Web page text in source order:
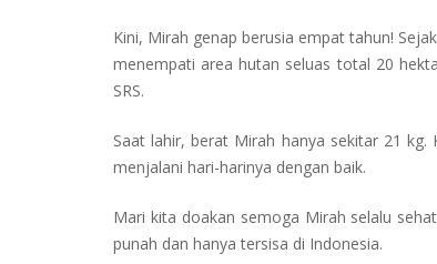
Kini, Mirah genap berusia empat tahun!
menempati area hutan seluas total 20
SRS.
Saat lahir, berat Mirah hanya sekitar 21
menjalani hari-harinya dengan baik.
Mari kita doakan semoga Mirah selalu
punah dan hanya tersisa di Indonesia.